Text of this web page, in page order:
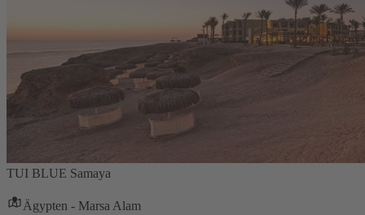
TUI BLUE Samaya
Ägypten - Marsa Alam